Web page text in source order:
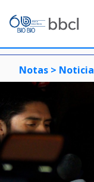
Notas > Noticia